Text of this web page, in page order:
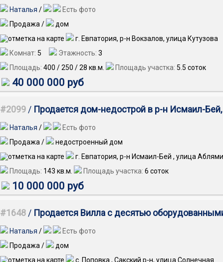
Наталья /
Есть фото
Продажа /
дом
г. Евпатория, р-н Вокзалов, улица Кутузова
Комнат: 5 Этажность: 3
Площадь: 400 /250 /28 кв.м. Площадь участка: 5.5 соток
40 000 000 руб
#2099 / Продается дом-недострой в р-н Исмаил-Бей,
Наталья /
Есть фото
Продажа /
недостроенный дом
г. Евпатория, р-н Исмаил-Бей , улица
Площадь: 143 кв.м. Площадь участка: 6 соток
10 000 000 руб
#1648 / Продается Вилла с десятью
Наталья /
Есть фото
Продажа /
дом
с. Поповка , Сакский р-н, улица Солнечная